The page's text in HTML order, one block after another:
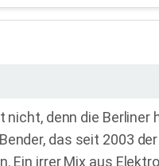
denn die Berliner
das seit 2003
Ein irrer Mix aus